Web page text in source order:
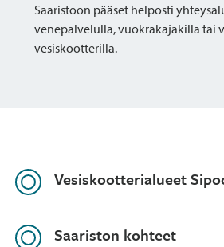
Saaristoon pääset helposti
venepalvelulla, vuokrakajakilla tai
vesiskootterilla.
Vesiskootterialueet
Saariston kohteet